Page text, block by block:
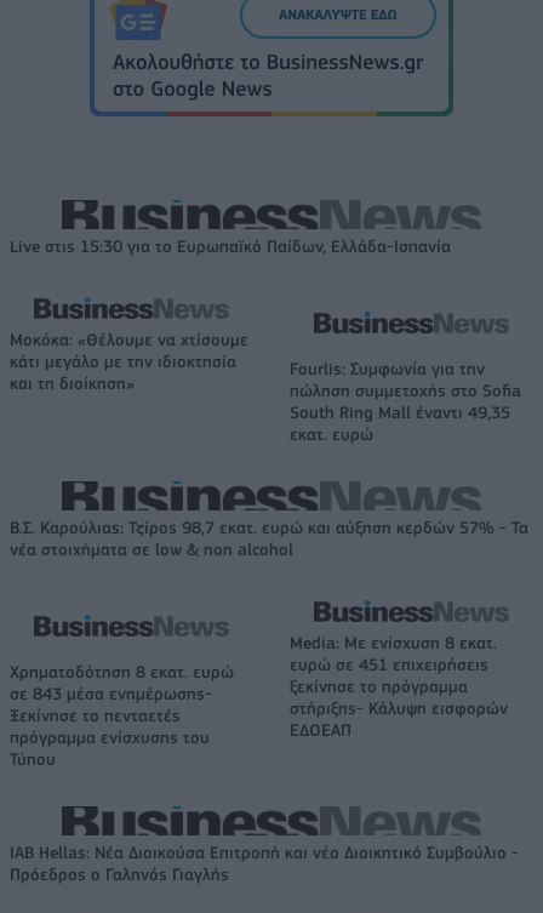
Live στις 15:30 για το Ευρωπαϊκό Παίδων, Ελλάδα-Ισπανία
Μοκόκα: «Θέλουμε να χτίσουμε
κάτι μεγάλο με την ιδιοκτησία
και τη διοίκηση»
Fourlis: Συμφωνία για την
πώληση συμμετοχής στο Sofia
South Ring Mall έναντι 49,35
εκατ. ευρώ
Β.Σ. Καρούλιας: Τζίρος 98,7 εκατ. ευρώ και αύξηση κερδών 57% - Τα
νέα στοιχήματα σε low & non alcohol
Χρηματοδότηση 8 εκατ. ευρώ
σε 843 μέσα ενημέρωσης-
Ξεκίνησε το πενταετές
πρόγραμμα ενίσχυσης του
Τύπου
Media: Με ενίσχυση 8 εκατ.
ευρώ σε 451 επιχειρήσεις
ξεκίνησε το πρόγραμμα
στήριξης- Κάλυψη εισφορών
ΕΔΟΕΑΠ
IAB Hellas: Νέα Διοικούσα Επιτροπή και νέο Διοικητικό Συμβούλιο -
Πρόεδρος ο Γαληνός Γιαγλής